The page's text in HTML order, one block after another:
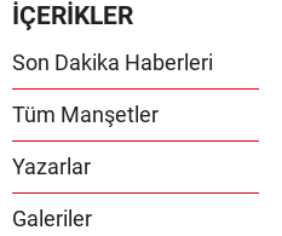
İÇERİKLER
Son Dakika Haberleri
Tüm Manşetler
Yazarlar
Galeriler